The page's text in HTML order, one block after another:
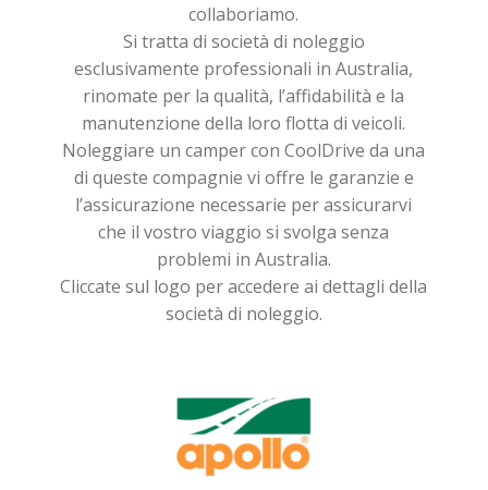
collaboriamo.
Si tratta di società di noleggio
esclusivamente professionali in Australia,
rinomate per la qualità, l’affidabilità e la
manutenzione della loro flotta di veicoli.
Noleggiare un camper con CoolDrive da una
di queste compagnie vi offre le garanzie e
l’assicurazione necessarie per assicurarvi
che il vostro viaggio si svolga senza
problemi in Australia.
Cliccate sul logo per accedere ai dettagli della
società di noleggio.